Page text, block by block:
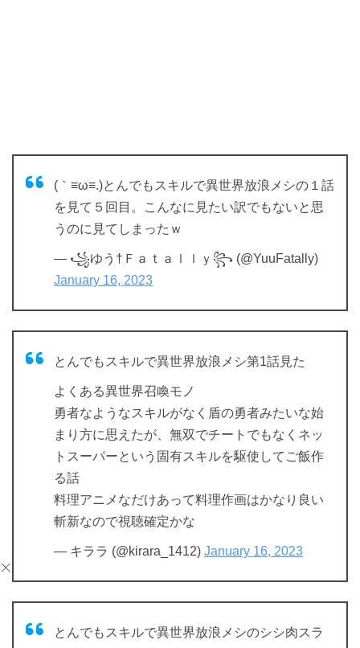
(｀≡ω≡.)とんでもスキルで異世界放浪メシの１話
を見て５回目。こんなに見たい訳でもないと思
うのに見てしまったｗ
— ꧁ゆう†Ｆａｔａｌｌｙ꧂ (@YuuFatally)
January 16, 2023
とんでもスキルで異世界放浪メシ第1話見た
よくある異世界召喚モノ
勇者なようなスキルがなく盾の勇者みたいな始
まり方に思えたが、無双でチートでもなくネッ
トスーパーという固有スキルを駆使してご飯作
る話
料理アニメなだけあって料理作画はかなり良い
斬新なので視聴確定かな
— キララ (@kirara_1412) January 16, 2023
とんでもスキルで異世界放浪メシのシシ肉スラ